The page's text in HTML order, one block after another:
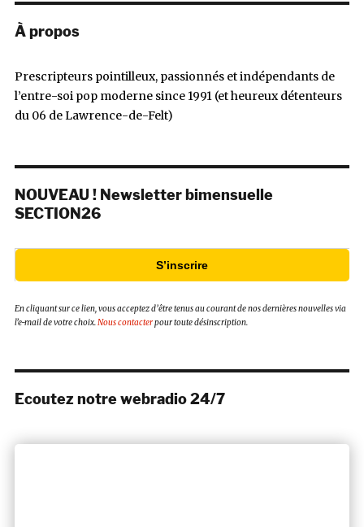
À propos
Prescripteurs pointilleux, passionnés et indépendants de
l’entre-soi pop moderne since 1991 (et heureux détenteurs
du 06 de Lawrence-de-Felt)
NOUVEAU ! Newsletter bimensuelle
SECTION26
S’inscrire
En cliquant sur ce lien, vous acceptez d’être tenus au courant de nos dernières nouvelles via
l’e-mail de votre choix.Nous contacterpour toute désinscription.
Ecoutez notre webradio 24/7